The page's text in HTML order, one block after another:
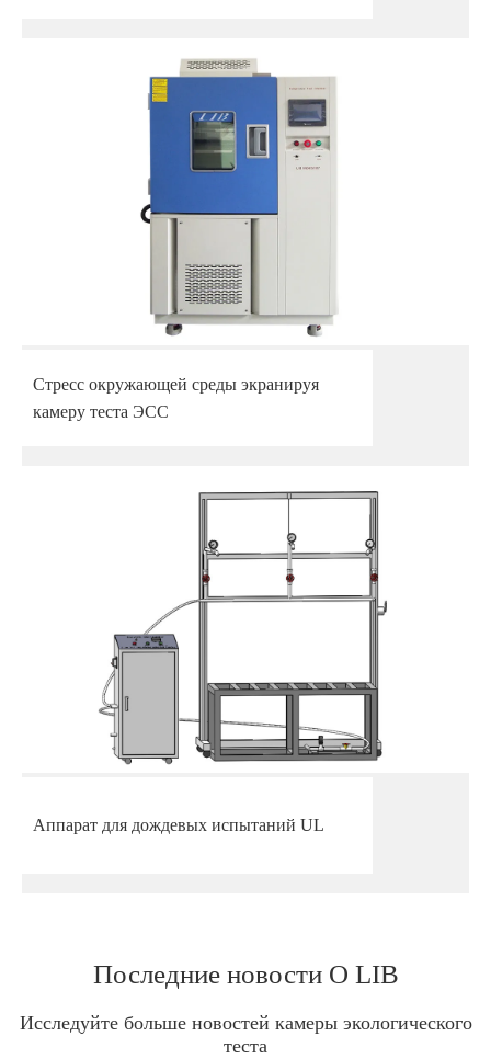
Стресс окружающей среды экранируя
камеру теста ЭСС
Аппарат для дождевых испытаний UL
Последние новости О LIB
Исследуйте больше новостей камеры экологического
теста